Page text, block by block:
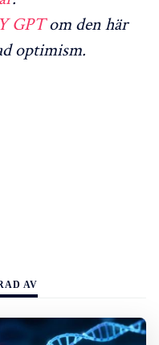
GPTom den här
optimism.
AV